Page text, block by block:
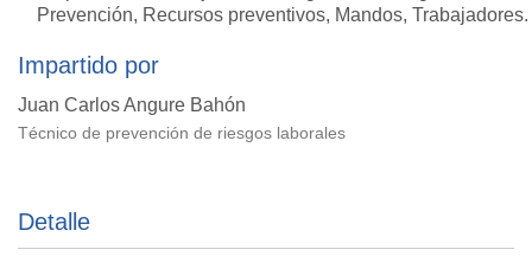
Prevención, Recursos preventivos, Mandos, Trabajadores.
Impartido por
Juan Carlos Angure Bahón
Técnico de prevención de riesgos laborales
Detalle